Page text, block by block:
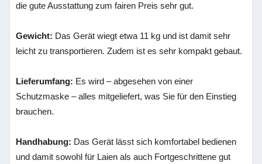
die gute Ausstattung zum fairen Preis sehr gut.
Gewicht: Das Gerät wiegt etwa 11 kg und ist damit sehr
leicht zu transportieren. Zudem ist es sehr kompakt gebaut.
Lieferumfang: Es wird – abgesehen von einer
Schutzmaske – alles mitgeliefert, was Sie für den Einstieg
brauchen.
Handhabung: Das Gerät lässt sich komfortabel bedienen
und damit sowohl für Laien als auch Fortgeschrittene gut